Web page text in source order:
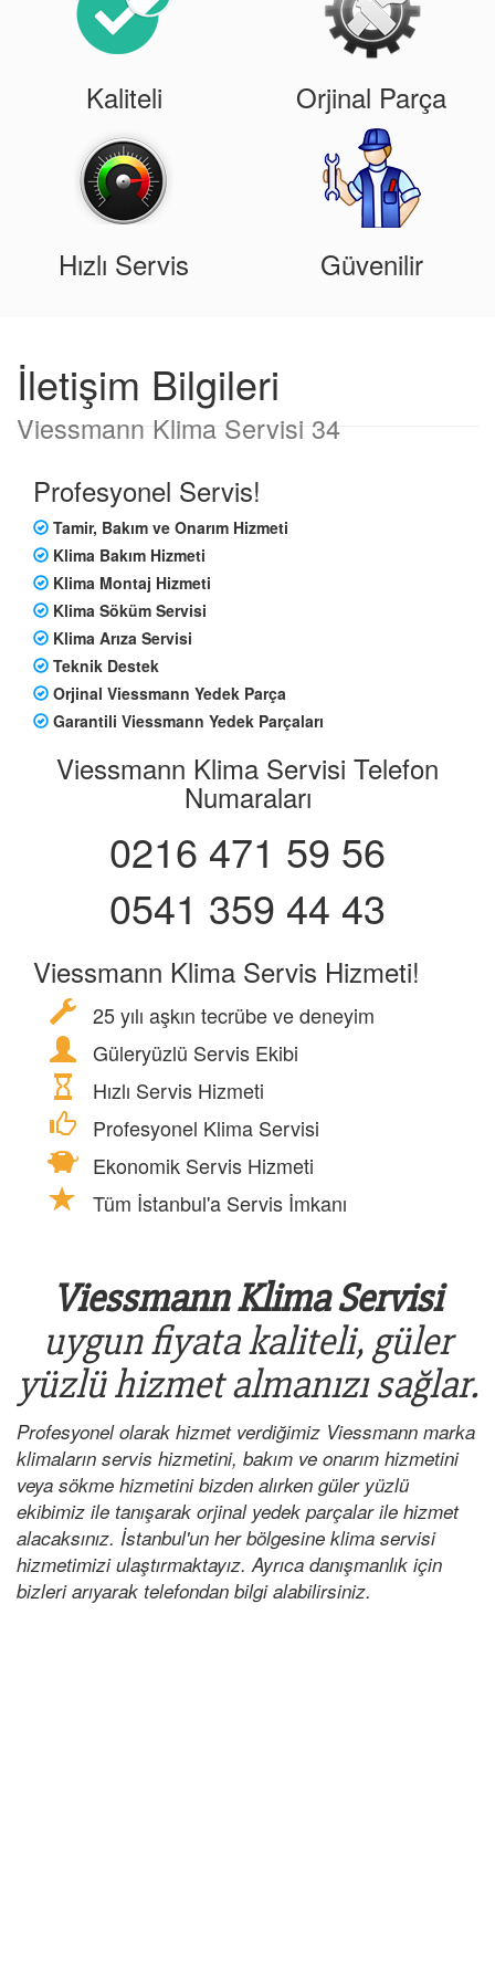
Kaliteli Orjinal Parça
Hızlı Servis Güvenilir
İletişim Bilgileri
Viessmann Klima Servisi 34
Profesyonel Servis!
Tamir, Bakım ve Onarım Hizmeti
Klima Bakım Hizmeti
Klima Montaj Hizmeti
Klima Söküm Servisi
Klima Arıza Servisi
Teknik Destek
Orjinal Viessmann Yedek Parça
Garantili Viessmann Yedek Parçaları
Viessmann Klima Servisi Telefon
Numaraları
0216 471 59 56
0541 359 44 43
Viessmann Klima Servis Hizmeti!
25 yılı aşkın tecrübe ve deneyim
Güleryüzlü Servis Ekibi
Hızlı Servis Hizmeti
Profesyonel Klima Servisi
Ekonomik Servis Hizmeti
Tüm İstanbul'a Servis İmkanı
Viessmann Klima Servisi
uygun fiyata kaliteli, güler
yüzlü hizmet almanızı sağlar.
Profesyonel olarak hizmet verdiğimiz Viessmann marka
klimaların servis hizmetini, bakım ve onarım hizmetini
veya sökme hizmetini bizden alırken güler yüzlü
ekibimiz ile tanışarak orjinal yedek parçalar ile hizmet
alacaksınız. İstanbul'un her bölgesine klima servisi
hizmetimizi ulaştırmaktayız. Ayrıca danışmanlık için
bizleri arıyarak telefondan bilgi alabilirsiniz.